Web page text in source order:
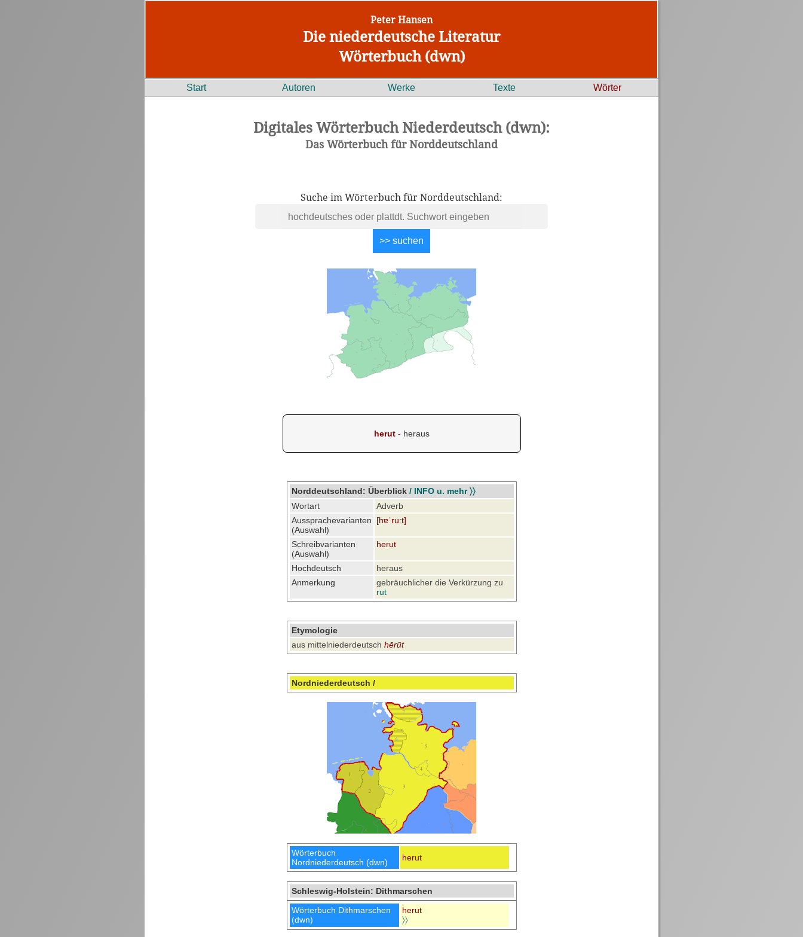
Peter Hansen
Die niederdeutsche Literatur
Wörterbuch (dwn)
Start Autoren Werke Texte Wörter
Digitales Wörterbuch Niederdeutsch (dwn):
Das Wörterbuch für Norddeutschland
Suche im Wörterbuch für Norddeutschland:
herut- heraus
Norddeutschland: Überblick / INFO u. mehr 〉〉
Wortart
Adverb
Aussprachevarianten
(Auswahl)
[hɐˈru:t]
Schreibvarianten
(Auswahl)
herut
Hochdeutsch
heraus
Anmerkung
gebräuchlicher die Verkürzung zu
rut
Etymologie
aus mittelniederdeutsch hērūt
Nordniederdeutsch /
Wörterbuch
Nordniederdeutsch (dwn)
herut
Schleswig-Holstein: Dithmarschen
Wörterbuch Dithmarschen
(dwn)
herut
〉〉